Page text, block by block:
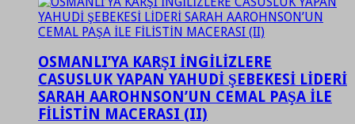
OSMANLI’YA KARŞI İNGİLİZLERE
CASUSLUK YAPAN YAHUDİ ŞEBEKESİ LİDERİ
SARAH AAROHNSON’UN CEMAL PAŞA İLE
FİLİSTİN MACERASI (II)